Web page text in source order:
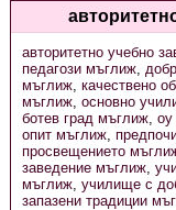
авторитетно учебно
педагози мъглиж,
мъглиж, качествено
мъглиж, основно
ботев град мъглиж, оу
опит мъглиж,
просвещението
заведение мъглиж,
мъглиж, училище с
запазени традиции